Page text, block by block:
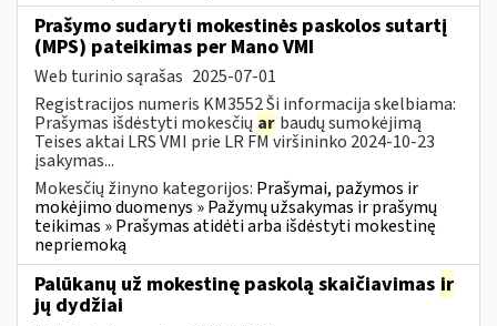
Prašymo sudaryti mokestinės paskolos sutartį
(MPS) pateikimas per Mano VMI
Web turinio sąrašas 2025-07-01
Registracijos numeris KM3552 Ši informacija skelbiama:
Prašymas išdėstyti mokesčių ar baudų sumokėjimą
Teises aktai LRS VMI prie LR FM viršininko 2024-10-23
įsakymas...
Mokesčių žinyno kategorijos: Prašymai, pažymos ir
mokėjimo duomenys » Pažymų užsakymas ir prašymų
teikimas » Prašymas atidėti arba išdėstyti mokestinę
nepriemoką
Palūkanų už mokestinę paskolą skaičiavimas ir
jų dydžiai